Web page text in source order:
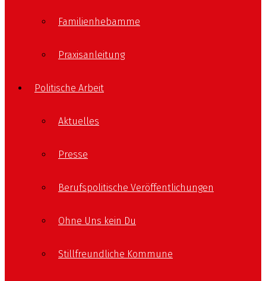
Familienhebamme
Praxisanleitung
Politische Arbeit
Aktuelles
Presse
Berufspolitische Veröffentlichungen
Ohne Uns kein Du
Stillfreundliche Kommune